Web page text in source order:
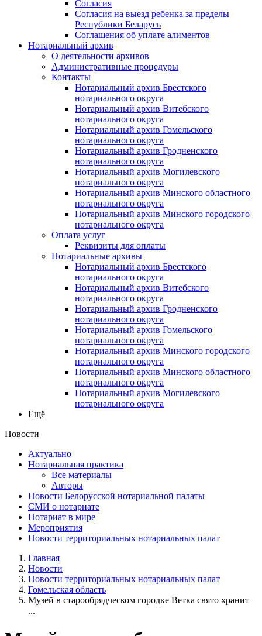
Согласия
Согласия на выезд ребенка за пределы
Республики Беларусь
Соглашения об уплате алиментов
Нотариальный архив
О деятельности архивов
Административные процедуры
Контакты
Нотариальный архив Брестского
нотариального округа
Нотариальный архив Витебского
нотариального округа
Нотариальный архив Гомельского
нотариального округа
Нотариальный архив Гродненского
нотариального округа
Нотариальный архив Могилевского
нотариального округа
Нотариальный архив Минского областного
нотариального округа
Нотариальный архив Минского городского
нотариального округа
Оплата услуг
Реквизиты для оплаты
Нотариальные архивы
Нотариальный архив Брестского
нотариального округа
Нотариальный архив Витебского
нотариального округа
Нотариальный архив Гродненского
нотариального округа
Нотариальный архив Гомельского
нотариального округа
Нотариальный архив Минского городского
нотариального округа
Нотариальный архив Минского областного
нотариального округа
Нотариальный архив Могилевского
нотариального округа
Ещё
Новости
Актуально
Нотариальная практика
Все материалы
Авторы
Новости Белорусской нотариальной палаты
СМИ о нотариате
Нотариат в мире
Мероприятия
Новости территориальных нотариальных палат
Главная
Новости
Новости территориальных нотариальных палат
Гомельская область
Музей в старообрядческом городке Ветка свято хранит
...